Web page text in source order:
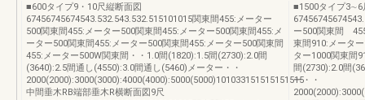
■600タイプ9・10尺縦断面図
67456745674543.532.543.532.515101015関東間455:メーター
500関東間455:メーター500関東間455:メーター500関東間455:メ
ーター500関東間455:メーター500関東間455:メーター500関東間
455:メーター500W関東間・・1.0間(1820):1.5間(2730):2.0間
(3640):2.5間通し(4550):3.0間通し(5460)メーター・・
2000(2000):3000(3000):4000(4000):5000(5000)101033151515151515
中間垂木RB端部垂木R横断面図9尺
■1500タイプ3∼6
ー500関東間
東間910:メータ
ター1000関東間
間(2730):2.0間
ー・・